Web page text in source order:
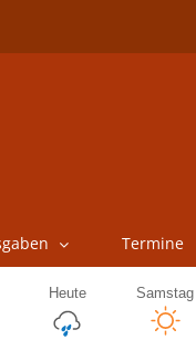
Termine